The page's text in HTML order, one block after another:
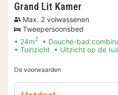
Grand Lit Kamer
Max. 2 volwassenen
Tweepersoonsbed
24m2 Douche-bad
Tuinzicht
Uitzicht op de
De voorwaarden